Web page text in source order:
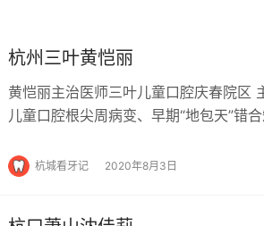
杭州三叶黄恺丽
黄恺丽主治医师三叶儿童口腔庆春院区
儿童口腔根尖周病变、早期“地包天”错
杭城看牙记 2020年8月3日